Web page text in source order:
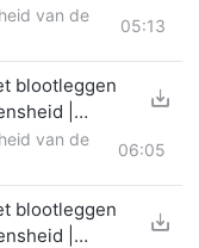
van de
05:13
blootleggen
|
van de
06:05
blootleggen
|